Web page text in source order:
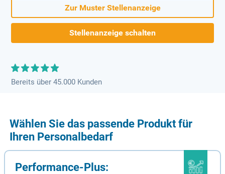
Zur Muster Stellenanzeige
Stellenanzeige schalten
Bereits über 45.000 Kunden
Wählen Sie das passende Produkt für
Ihren Personalbedarf
Performance-Plus: